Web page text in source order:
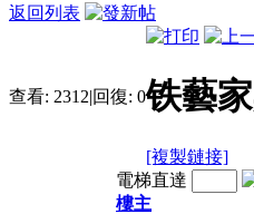
返回列表
查看: 2312|回復: 0铁藝
[複製鏈接]
電梯直達
樓主